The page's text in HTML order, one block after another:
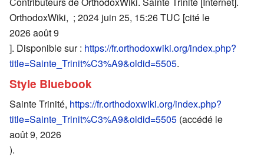
OrthodoxWiki, ; 2024 juin 25, 15:26 TUC [cité le
2026 août 9
]. Disponible sur : https://fr.orthodoxwiki.org/index.php?
title=Sainte_Trinit%C3%A9&oldid=5505.
Style Bluebook
Sainte Trinité, https://fr.orthodoxwiki.org/index.php?
title=Sainte_Trinit%C3%A9&oldid=5505 (accédé le
août 9, 2026
).